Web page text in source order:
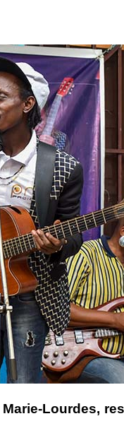
Lourdes,